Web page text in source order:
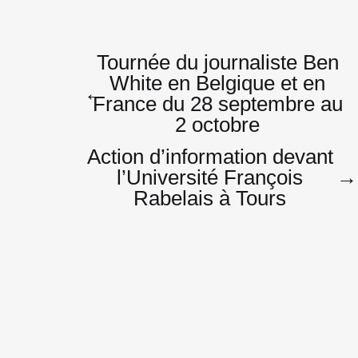
Navigation
de
l’article
←
Tournée du journaliste Ben
White en Belgique et en
France du 28 septembre au
2 octobre
Action d’information devant
l’Université François
Rabelais à Tours
→